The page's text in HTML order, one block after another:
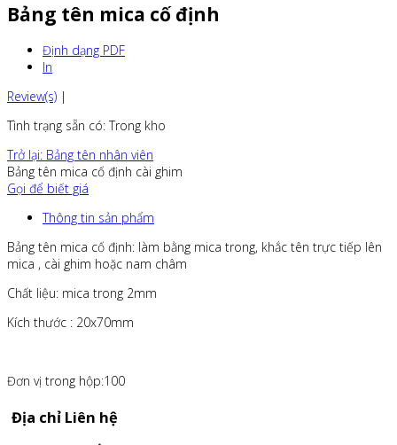
Bảng tên mica cố định
Định dạng PDF
In
Review(s) |
Tình trạng sẵn có: Trong kho
Trở lại: Bảng tên nhân viên
Bảng tên mica cố định cài ghim
Gọi để biết giá
Thông tin sản phẩm
Bảng tên mica cố định: làm bằng mica trong, khắc tên trực tiếp lên
mica , cài ghim hoặc nam châm
Chất liệu: mica trong 2mm
Kích thước : 20x70mm
Đơn vị trong hộp:100
Địa chỉ Liên hệ